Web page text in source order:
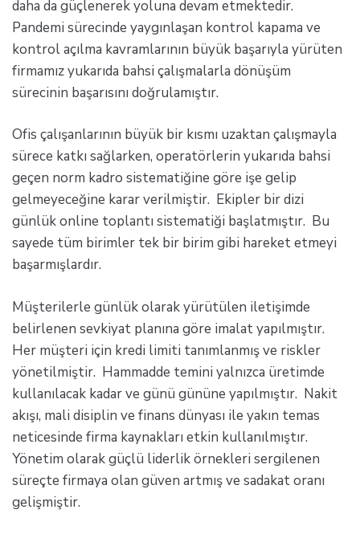
daha da güçlenerek yoluna devam etmektedir.
Pandemi sürecinde yaygınlaşan kontrol kapama ve
kontrol açılma kavramlarının büyük başarıyla yürüten
firmamız yukarıda bahsi çalışmalarla dönüşüm
sürecinin başarısını doğrulamıştır.
Ofis çalışanlarının büyük bir kısmı uzaktan çalışmayla
sürece katkı sağlarken, operatörlerin yukarıda bahsi
geçen norm kadro sistematiğine göre işe gelip
gelmeyeceğine karar verilmiştir. Ekipler bir dizi
günlük online toplantı sistematiği başlatmıştır. Bu
sayede tüm birimler tek bir birim gibi hareket etmeyi
başarmışlardır.
Müşterilerle günlük olarak yürütülen iletişimde
belirlenen sevkiyat planına göre imalat yapılmıştır.
Her müşteri için kredi limiti tanımlanmış ve riskler
yönetilmiştir. Hammadde temini yalnızca üretimde
kullanılacak kadar ve günü gününe yapılmıştır. Nakit
akışı, mali disiplin ve finans dünyası ile yakın temas
neticesinde firma kaynakları etkin kullanılmıştır.
Yönetim olarak güçlü liderlik örnekleri sergilenen
süreçte firmaya olan güven artmış ve sadakat oranı
gelişmiştir.